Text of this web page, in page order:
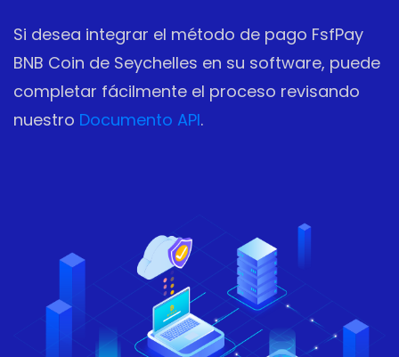
Si desea integrar el método de pago FsfPay
BNB Coin de Seychelles en su software, puede
completar fácilmente el proceso revisando
nuestro Documento API.